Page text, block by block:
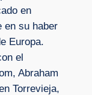
en
en su haber
Europa.
el
Abraham
Torrevieja,